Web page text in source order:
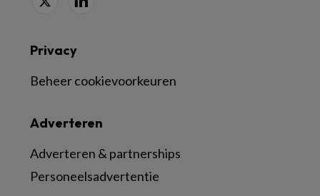
Adverteren
Adverteren & partnerships
Personeelsadvertentie
Privacy
Beheer cookievoorkeuren